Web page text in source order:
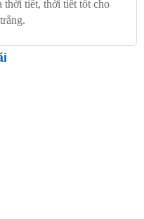
thời tiết, thời tiết tốt cho